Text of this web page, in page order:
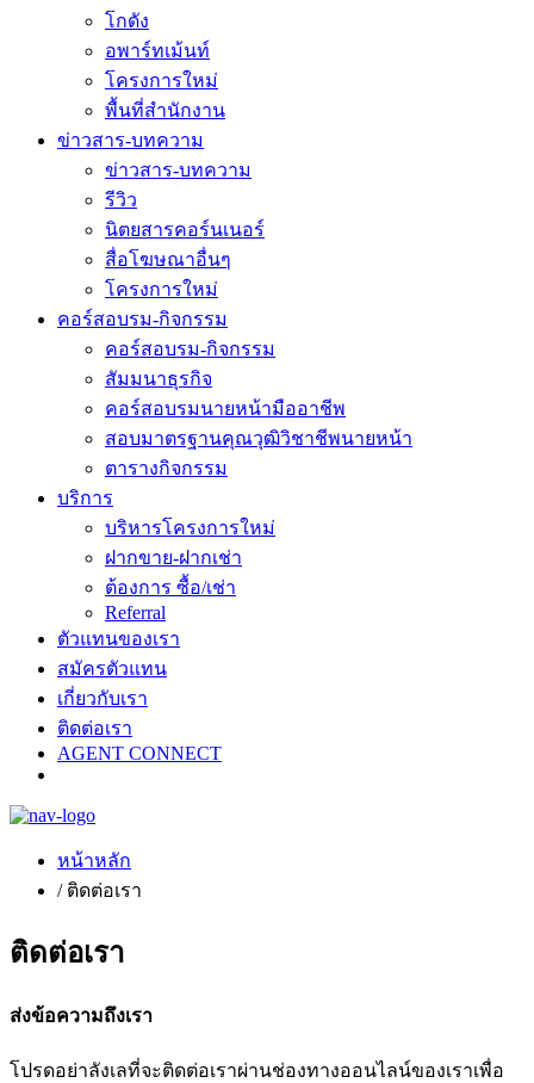
โกดัง
อพาร์ทเม้นท์
โครงการใหม่
พื้นที่สํานักงาน
ข่าวสาร-บทความ
ข่าวสาร-บทความ
รีวิว
นิตยสารคอร์นเนอร์
สื่อโฆษณาอื่นๆ
โครงการใหม่
คอร์สอบรม-กิจกรรม
คอร์สอบรม-กิจกรรม
สัมมนาธุรกิจ
คอร์สอบรมนายหน้ามืออาชีพ
สอบมาตรฐานคุณวุฒิวิชาชีพนายหน้า
ตารางกิจกรรม
บริการ
บริหารโครงการใหม่
ฝากขาย-ฝากเช่า
ต้องการ ซื้อ/เช่า
Referral
ตัวแทนของเรา
สมัครตัวแทน
เกี่ยวกับเรา
ติดต่อเรา
AGENT CONNECT
หน้าหลัก
/ ติดต่อเรา
ติดต่อเรา
ส่งข้อความถึงเรา
โปรดอย่าลังเลที่จะติดต่อเราผ่านช่องทางออนไลน์ของเราเพื่อ